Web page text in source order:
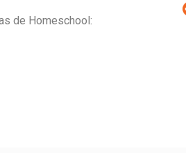
de Homeschool: